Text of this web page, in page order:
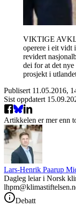
VIKTIGE
operere i eit vidt
revidert
dei for at det
prosjekt i
Publisert 11.05.2016,
Sist oppdatert
Artikkelen er mer enn
Lars-Henrik Paarup
Dagleg leiar i Norsk
Debatt